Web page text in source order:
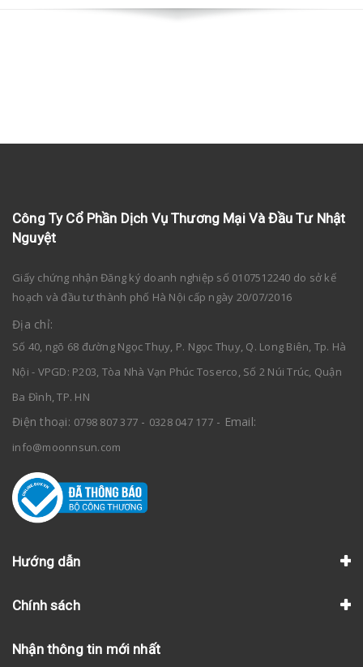
Công Ty Cổ Phần Dịch Vụ Thương Mại Và Đầu Tư Nhật
Nguyệt
Giấy chứng nhận Đăng ký doanh nghiệp số 0107512240 do sở kế
hoạch và đầu tư thành phố Hà Nội cấp ngày 20/07/2016
Địa chỉ:
Số 40, ngõ 68 đường Ngọc Thụy, P. Ngọc Thụy, Q. Long Biên, Tp. Hà
Nội - VPGD: P203, Tòa Nhà Vạn Phúc Toserco, Số 2 Núi Trúc, Quận
Ba Đình, TP. HN
Điện thoại: 0798 807 377 - 0328 047 177- Email:
info@moonnsun.com
Hướng dẫn
Chính sách
Nhận thông tin mới nhất